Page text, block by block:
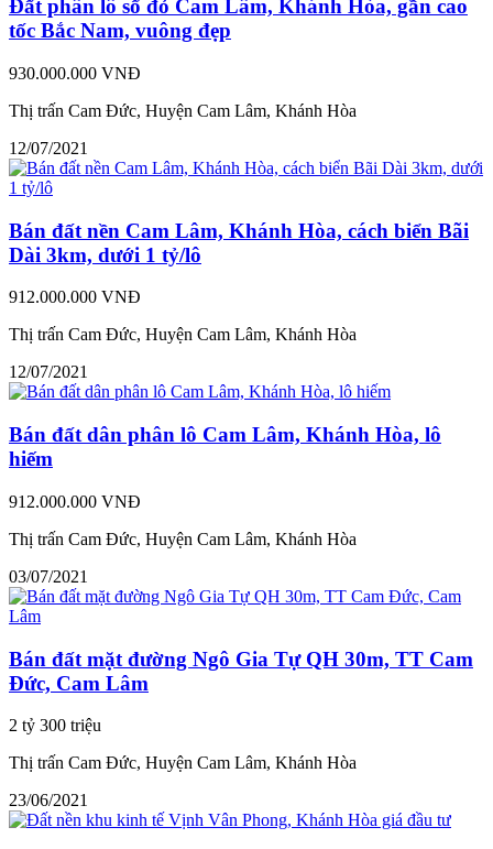
Đất phân lô sổ đỏ Cam Lâm, Khánh Hòa, gần cao
tốc Bắc Nam, vuông đẹp
930.000.000 VNĐ
Thị trấn Cam Đức, Huyện Cam Lâm, Khánh Hòa
12/07/2021
Bán đất nền Cam Lâm, Khánh Hòa, cách biển Bãi
Dài 3km, dưới 1 tỷ/lô
912.000.000 VNĐ
Thị trấn Cam Đức, Huyện Cam Lâm, Khánh Hòa
12/07/2021
Bán đất dân phân lô Cam Lâm, Khánh Hòa, lô
hiếm
912.000.000 VNĐ
Thị trấn Cam Đức, Huyện Cam Lâm, Khánh Hòa
03/07/2021
Bán đất mặt đường Ngô Gia Tự QH 30m, TT Cam
Đức, Cam Lâm
2 tỷ 300 triệu
Thị trấn Cam Đức, Huyện Cam Lâm, Khánh Hòa
23/06/2021